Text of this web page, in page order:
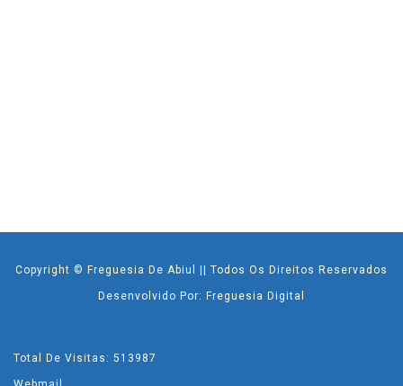
Copyright © Freguesia De Abiul || Todos Os Direitos Reservados
Desenvolvido Por: Freguesia Digital
Total De Visitas: 513987